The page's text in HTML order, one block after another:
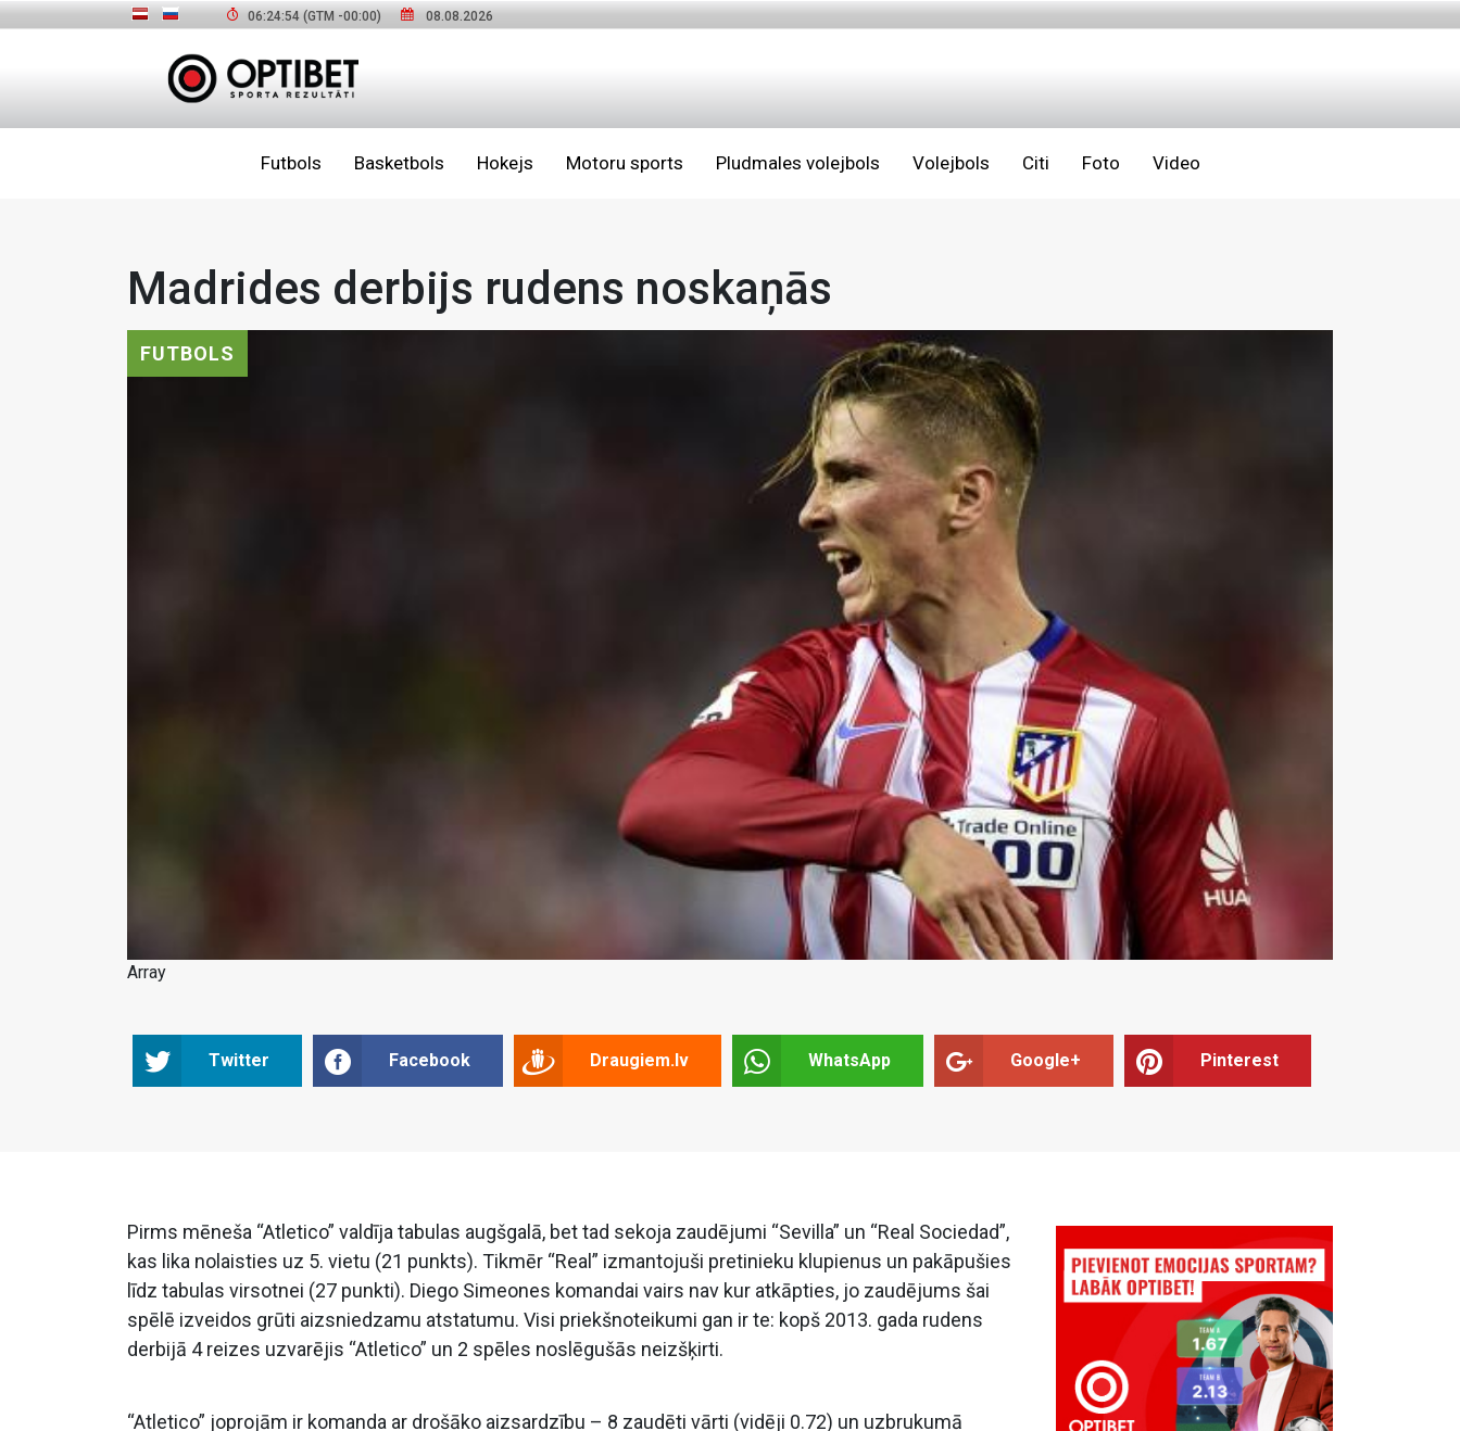
06:24:55 (GTM -00:00) 08.08.2026
Futbols Basketbols Hokejs Motoru sports Pludmales volejbols Volejbols Citi Foto Video
Madrides derbijs rudens noskaņās
FUTBOLS
Array
Twitter Facebook Draugiem.lv WhatsApp Google+ Pinterest
Pirms mēneša “Atletico” valdīja tabulas augšgalā, bet tad sekoja zaudējumi “Sevilla” un “Real Sociedad”,
kas lika nolaisties uz 5. vietu (21 punkts). Tikmēr “Real” izmantojuši pretinieku klupienus un pakāpušies
līdz tabulas virsotnei (27 punkti). Diego Simeones komandai vairs nav kur atkāpties, jo zaudējums šai
spēlē izveidos grūti aizsniedzamu atstatumu. Visi priekšnoteikumi gan ir te: kopš 2013. gada rudens
derbijā 4 reizes uzvarējis “Atletico” un 2 spēles noslēgušās neizšķirti.
“Atletico” joprojām ir komanda ar drošāko aizsardzību – 8 zaudēti vārti (vidēji 0.72) un uzbrukumā